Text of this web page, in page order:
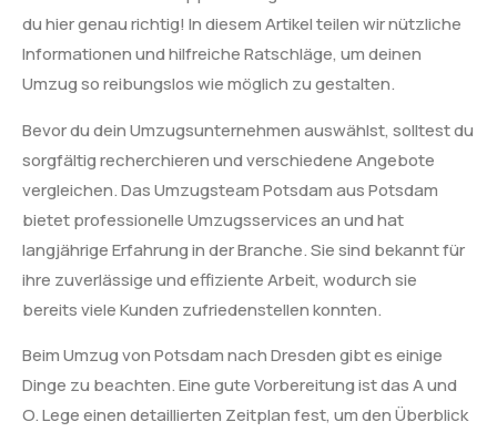
du hier genau richtig! In diesem Artikel teilen wir nützliche
Informationen und hilfreiche Ratschläge, um deinen
Umzug so reibungslos wie möglich zu gestalten.
Bevor du dein Umzugsunternehmen auswählst, solltest du
sorgfältig recherchieren und verschiedene Angebote
vergleichen. Das Umzugsteam Potsdam aus Potsdam
bietet professionelle Umzugsservices an und hat
langjährige Erfahrung in der Branche. Sie sind bekannt für
ihre zuverlässige und effiziente Arbeit, wodurch sie
bereits viele Kunden zufriedenstellen konnten.
Beim Umzug von Potsdam nach Dresden gibt es einige
Dinge zu beachten. Eine gute Vorbereitung ist das A und
O. Lege einen detaillierten Zeitplan fest, um den Überblick